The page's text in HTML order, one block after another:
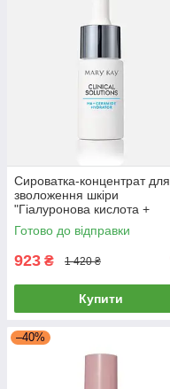
Сироватка-концентрат для
зволоження шкіри
"Гіалуронова кислота +
цераміди" Мері Кей
Готово до відправки
923 ₴ 1 420 ₴
Купити
–40%